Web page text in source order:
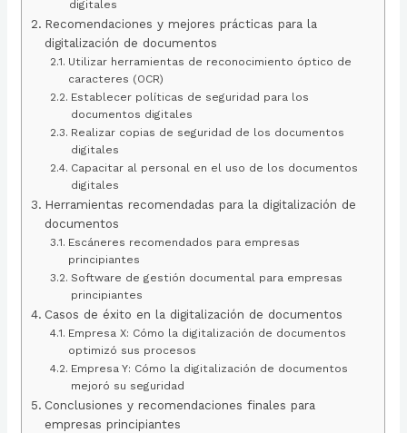
digitales
Recomendaciones y mejores prácticas para la
digitalización de documentos
Utilizar herramientas de reconocimiento óptico de
caracteres (OCR)
Establecer políticas de seguridad para los
documentos digitales
Realizar copias de seguridad de los documentos
digitales
Capacitar al personal en el uso de los documentos
digitales
Herramientas recomendadas para la digitalización de
documentos
Escáneres recomendados para empresas
principiantes
Software de gestión documental para empresas
principiantes
Casos de éxito en la digitalización de documentos
Empresa X: Cómo la digitalización de documentos
optimizó sus procesos
Empresa Y: Cómo la digitalización de documentos
mejoró su seguridad
Conclusiones y recomendaciones finales para
empresas principiantes